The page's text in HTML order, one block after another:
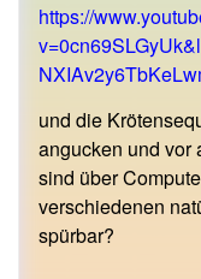
https://
und die
angucken und vor
sind über
verschiedenen
spürbar?